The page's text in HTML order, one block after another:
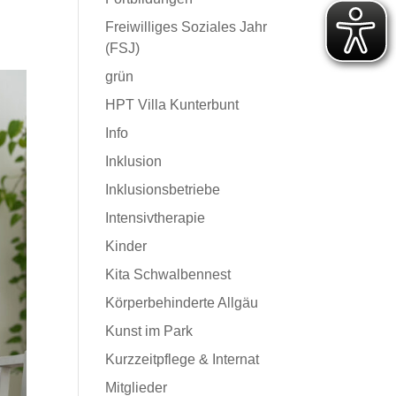
Freiwilliges Soziales Jahr
(FSJ)
grün
HPT Villa Kunterbunt
Info
Inklusion
Inklusionsbetriebe
Intensivtherapie
Kinder
Kita Schwalbennest
Körperbehinderte Allgäu
Kunst im Park
Kurzzeitpflege & Internat
Mitglieder